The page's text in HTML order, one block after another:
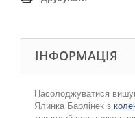
ІНФОРМАЦІЯ
Насолоджуватися
Ялинка Барлінек з